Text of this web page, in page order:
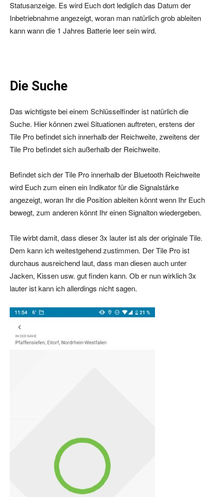
Statusanzeige. Es wird Euch dort lediglich das Datum der
Inbetriebnahme angezeigt, woran man natürlich grob ableiten
kann wann die 1 Jahres Batterie leer sein wird.
Die Suche
Das wichtigste bei einem Schlüsselfinder ist natürlich die
Suche. Hier können zwei Situationen auftreten, erstens der
Tile Pro befindet sich innerhalb der Reichweite, zweitens der
Tile Pro befindet sich außerhalb der Reichweite.
Befindet sich der Tile Pro innerhalb der Bluetooth Reichweite
wird Euch zum einen ein Indikator für die Signalstärke
angezeigt, woran Ihr die Position ableiten könnt wenn Ihr Euch
bewegt, zum anderen könnt Ihr einen Signalton wiedergeben.
Tile wirbt damit, dass dieser 3x lauter ist als der originale Tile.
Dem kann ich weitestgehend zustimmen. Der Tile Pro ist
durchaus ausreichend laut, dass man diesen auch unter
Jacken, Kissen usw. gut finden kann. Ob er nun wirklich 3x
lauter ist kann ich allerdings nicht sagen.